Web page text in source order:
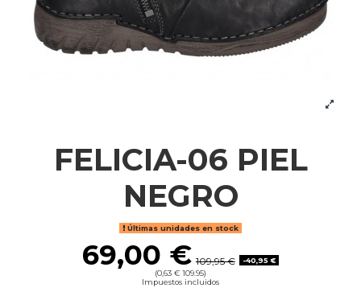
FELICIA-06 PIEL
NEGRO
Últimas unidades en stock
69,00 € 109,95 €
-40,95 €
(0,63 € 109.95)
Impuestos incluidos